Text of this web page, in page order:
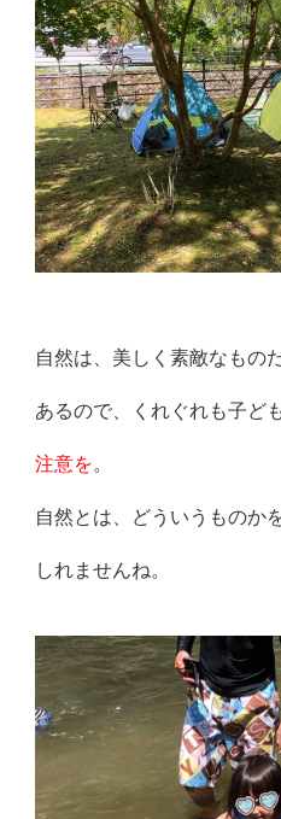
自然は、美しく素敵なもの
あるので、く れぐれも子ど
注意を。
自然とは、どういうものか
しれませんね。